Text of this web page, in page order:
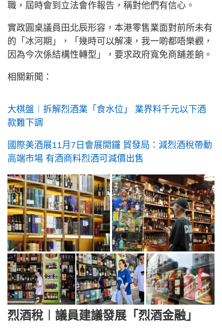
職，屆時會到立法會作報告，稱對他們有信心。
實政圓桌議員田北辰形容，本港零售業面對前所未有
的「冰河期」，「幾時可以解凍，我一啲都唔樂觀，
因為今次係結構性轉型」，要求政府寬免商舖差餉。
相關新聞：
大棋盤︱拆解烈酒業「食水位」 業界料千元以下酒
款難下調
國際美酒展11月7日會展開鑼 貿發局：減烈酒稅帶動
高端市場 有酒商料烈酒可減價出售
烈酒稅︱議員建議發展「烈酒金融」